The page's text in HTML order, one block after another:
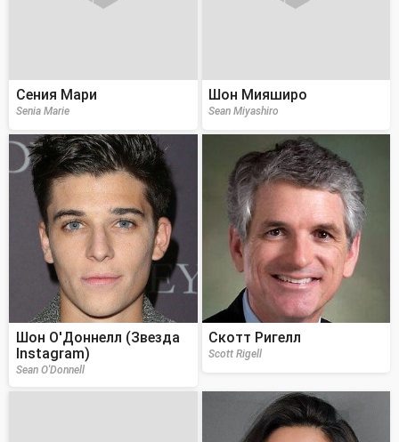
Сения Мари
Senia Marie
Шон Мияширо
Sean Miyashiro
Шон О'Доннелл (Звезда
Instagram)
Sean O'Donnell
Скотт Ригелл
Scott Rigell